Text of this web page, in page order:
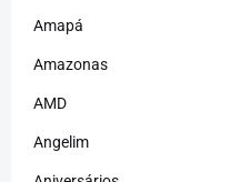
Amapá
Amazonas
AMD
Angelim